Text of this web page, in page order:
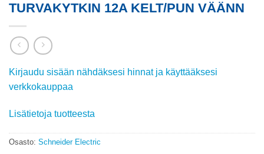
TURVAKYTKIN 12A KELT/PUN VÄÄNN
Kirjaudu sisään nähdäksesi hinnat ja käyttääksesi
verkkokauppaa
Lisätietoja tuotteesta
Osasto: Schneider Electric